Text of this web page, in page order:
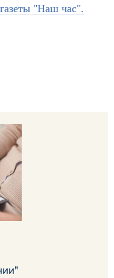
"Наш час".